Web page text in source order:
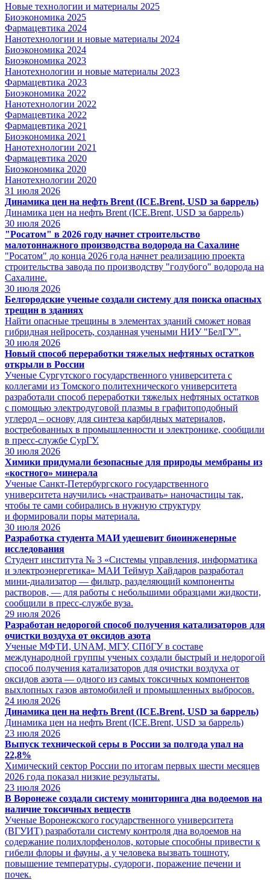
Новые технологии и материалы 2025
Биоэкономика 2025
Фармацевтика 2024
Нанотехнологии и новые материалы 2024
Биоэкономика 2024
Биоэкономика 2023
Нанотехнологии и новые материалы 2023
Фармацевтика 2023
Биоэкономика 2022
Нанотехнологии 2022
Фармацевтика 2022
Фармацевтика 2021
Биоэкономика 2021
Нанотехнологии 2021
Фармацевтика 2020
Биоэкономика 2020
Нанотехнологии 2020
31 июля 2026
Динамика цен на нефть Brent (ICE.Brent, USD за баррель)
Динамика цен на нефть Brent (ICE.Brent, USD за баррель)
30 июля 2026
"Росатом" в 2026 году начнет строительство
малотоннажного производства водорода на Сахалине
"Росатом" до конца 2026 года начнет реализацию проекта
строительства завода по производству "голубого" водорода на
Сахалине.
30 июля 2026
Белгородские ученые создали систему для поиска опасных
трещин в зданиях
Найти опасные трещины в элементах зданий сможет новая
гибридная нейросеть, созданная учеными НИУ "БелГУ".
30 июля 2026
Новый способ переработки тяжелых нефтяных остатков
открыли в России
Ученые Сургутского государственного университета с
коллегами из Томского политехнического университета
разработали способ переработки тяжелых нефтяных остатков
с помощью электродуговой плазмы в графитоподобный
углерод – основу для синтеза карбидных материалов,
востребованных в промышленности и электронике, сообщили
в пресс-службе СурГУ.
30 июля 2026
Химики придумали безопасные для природы мембраны из
«костного» минерала
Ученые Санкт‑Петербургского государственного
университета научились «настраивать» наночастицы так,
чтобы те сами собирались в нужную структуру
и формировали поры материала.
30 июля 2026
Разработка студента МАИ удешевит биоинженерные
исследования
Студент института № 3 «Системы управления, информатика
и электроэнергетика» МАИ Теймур Хайдаров разработал
мини-диализатор — фильтр, разделяющий компоненты
растворов, — для работы с небольшими образцами жидкости,
сообщили в пресс-службе вуза.
29 июля 2026
Разработан недорогой способ получения катализаторов для
очистки воздуха от оксидов азота
Ученые МФТИ, UNAM, МГУ, СПбГУ в составе
международной группы ученых создали быстрый и недорогой
способ получения катализаторов для очистки воздуха от
оксидов азота — одного из самых токсичных компонентов
выхлопных газов автомобилей и промышленных выбросов.
24 июля 2026
Динамика цен на нефть Brent (ICE.Brent, USD за баррель)
Динамика цен на нефть Brent (ICE.Brent, USD за баррель)
23 июля 2026
Выпуск технической серы в России за полгода упал на
22,8%
Химический сектор России по итогам первых шести месяцев
2026 года показал низкие результаты.
23 июля 2026
В Воронеже создали систему мониторинга дна водоемов на
наличие токсичных веществ
Ученые Воронежского государственного университета
(ВГУИТ) разработали систему контроля дна водоемов на
содержание полихлорфенолов, которые способны привести к
гибели флоры и фауны, а у человека вызвать тошноту,
повышение температуры, судороги, поражение печени и
почек.